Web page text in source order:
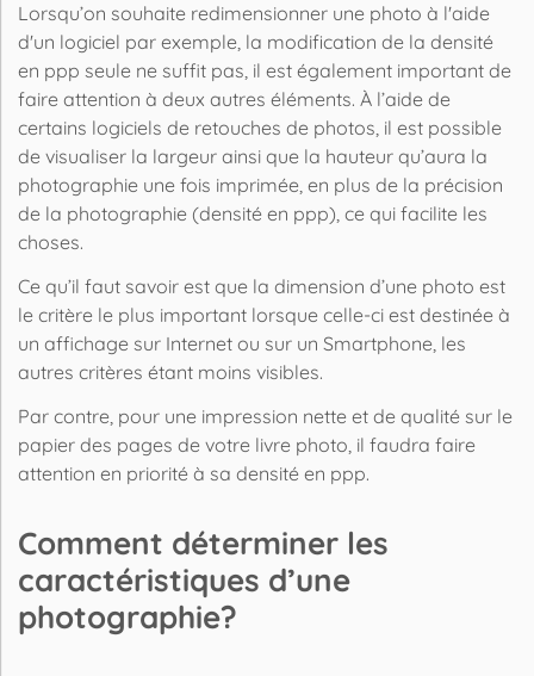
Lorsqu’on souhaite redimensionner une photo à l'aide
d'un logiciel par exemple, la modification de la densité
en ppp seule ne suffit pas, il est également important de
faire attention à deux autres éléments. À l’aide de
certains logiciels de retouches de photos, il est possible
de visualiser la largeur ainsi que la hauteur qu’aura la
photographie une fois imprimée, en plus de la précision
de la photographie (densité en ppp), ce qui facilite les
choses.
Ce qu’il faut savoir est que la dimension d’une photo est
le critère le plus important lorsque celle-ci est destinée à
un affichage sur Internet ou sur un Smartphone, les
autres critères étant moins visibles.
Par contre, pour une impression nette et de qualité sur le
papier des pages de votre livre photo , il faudra faire
attention en priorité à sa densité en ppp.
Comment déterminer les
caractéristiques d’une
photographie?